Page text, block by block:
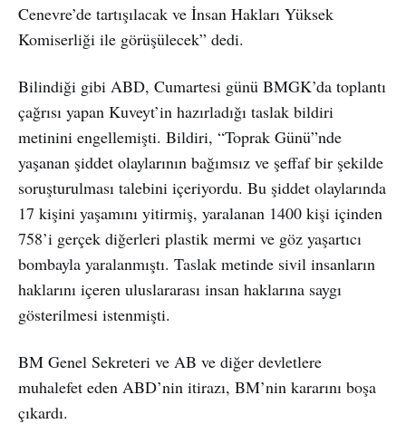
Cenevre’de tartışılacak ve İnsan Hakları Yüksek
Komiserliği ile görüşülecek” dedi.
Bilindiği gibi ABD, Cumartesi günü BMGK’da toplantı
çağrısı yapan Kuveyt’in hazırladığı taslak bildiri
metinini engellemişti. Bildiri, “Toprak Günü”nde
yaşanan şiddet olaylarının bağımsız ve şeffaf bir şekilde
soruşturulması talebini içeriyordu. Bu şiddet olaylarında
17 kişini yaşamını yitirmiş, yaralanan 1400 kişi içinden
758’i gerçek diğerleri plastik mermi ve göz yaşartıcı
bombayla yaralanmıştı. Taslak metinde sivil insanların
haklarını içeren uluslararası insan haklarına saygı
gösterilmesi istenmişti.
BM Genel Sekreteri ve AB ve diğer devletlere
muhalefet eden ABD’nin itirazı, BM’nin kararını boşa
çıkardı.